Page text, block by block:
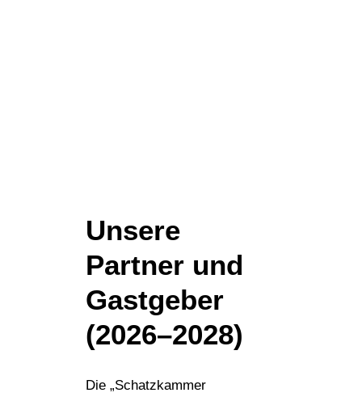
Unsere
Partner und
Gastgeber
(2026–2028)
Die „Schatzkammer